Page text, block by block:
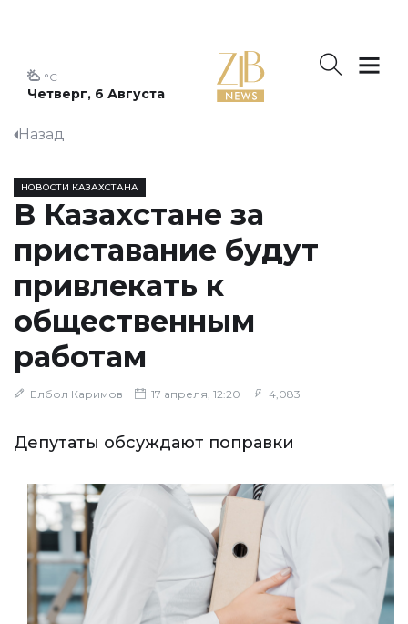
Четверг, 6 Августа
°C
Назад
НОВОСТИ КАЗАХСТАНА
В Казахстане за
приставание будут
привлекать к
общественным
работам
Елбол Каримов 17 апреля, 12:20 4,083
Депутаты обсуждают поправки